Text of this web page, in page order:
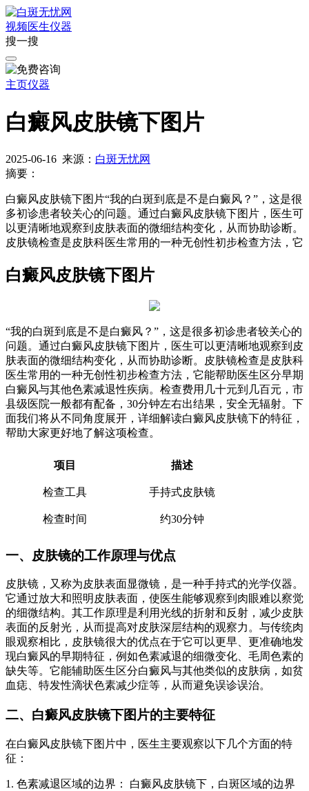
视频医生仪器
搜一搜
主页仪器
白癜风皮肤镜下图片
2025-06-16 来源： 白斑无忧网
摘要：
白癜风皮肤镜下图片“我的白斑到底是不是白癜风？”，这是很
多初诊患者较关心的问题。通过白癜风皮肤镜下图片，医生可
以更清晰地观察到皮肤表面的微细结构变化，从而协助诊断。
皮肤镜检查是皮肤科医生常用的一种无创性初步检查方法，它
白癜风皮肤镜下图片
“我的白斑到底是不是白癜风？”，这是很多初诊患者较关心的
问题。通过白癜风皮肤镜下图片，医生可以更清晰地观察到皮
肤表面的微细结构变化，从而协助诊断。皮肤镜检查是皮肤科
医生常用的一种无创性初步检查方法，它能帮助医生区分早期
白癜风与其他色素减退性疾病。检查费用几十元到几百元，市
县级医院一般都有配备，30分钟左右出结果，安全无辐射。下
面我们将从不同角度展开，详细解读白癜风皮肤镜下的特征，
帮助大家更好地了解这项检查。
项目 描述
检查工具 手持式皮肤镜
检查时间 约30分钟
一、皮肤镜的工作原理与优点
皮肤镜，又称为皮肤表面显微镜，是一种手持式的光学仪器。
它通过放大和照明皮肤表面，使医生能够观察到肉眼难以察觉
的细微结构。其工作原理是利用光线的折射和反射，减少皮肤
表面的反射光，从而提高对皮肤深层结构的观察力。与传统肉
眼观察相比，皮肤镜很大的优点在于它可以更早、更准确地发
现白癜风的早期特征，例如色素减退的细微变化、毛周色素的
缺失等。它能辅助医生区分白癜风与其他类似的皮肤病，如贫
血痣、特发性滴状色素减少症等，从而避免误诊误治。
二、白癜风皮肤镜下图片的主要特征
在白癜风皮肤镜下图片中，医生主要观察以下几个方面的特
征：
1. 色素减退区域的边界： 白癜风皮肤镜下，白斑区域的边界